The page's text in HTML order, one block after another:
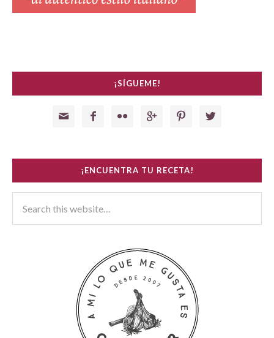
¡SÍGUEME!
     
¡ENCUENTRA TU RECETA!